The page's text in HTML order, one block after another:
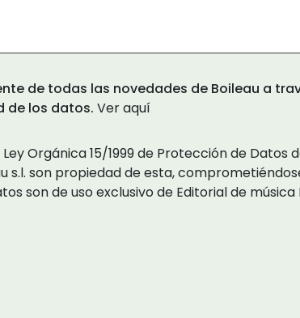
de todas las novedades de Boileau a
de los datos. Ver aquí
Orgánica 15/1999 de Protección de
s.l. son propiedad de esta,
son de uso exclusivo de Editorial de